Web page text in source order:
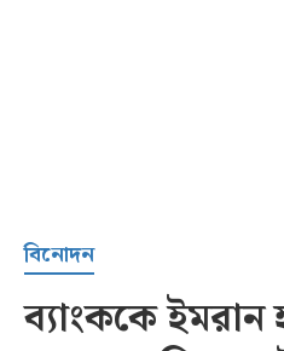
সর্বশেষ
বিনোদন
ব্যাংককে ইমরান